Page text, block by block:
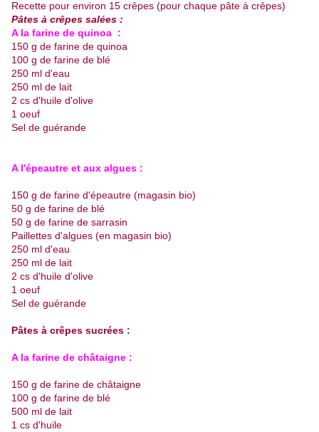
Recette pour environ 15 crêpes (pour chaque pâte à crêpes)
Pâtes à crêpes salées :
A la farine de quinoa :
150 g de farine de quinoa
100 g de farine de blé
250 ml d'eau
250 ml de lait
2 cs d'huile d'olive
1 oeuf
Sel de guérande
A l'épeautre et aux algues :
150 g de farine d'épeautre (magasin bio)
50 g de farine de blé
50 g de farine de sarrasin
Paillettes d'algues (en magasin bio)
250 ml d'eau
250 ml de lait
2 cs d'huile d'olive
1 oeuf
Sel de guérande
Pâtes à crêpes sucrées :
A la farine de châtaigne :
150 g de farine de châtaigne
100 g de farine de blé
500 ml de lait
1 cs d'huile